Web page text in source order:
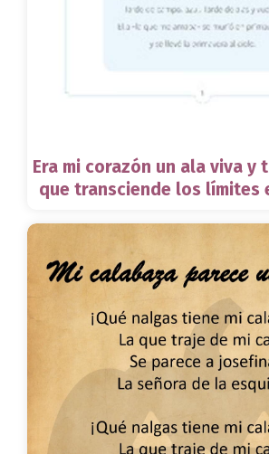
Era mi corazón un ala viva y
que transciende los límites